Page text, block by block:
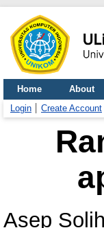
Home About
Login
Create Account
Asep